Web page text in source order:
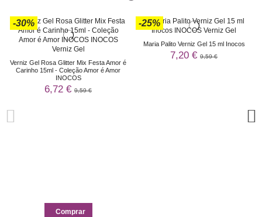
-30%
Verniz Gel Rosa Glitter Mix Festa Amor é
Carinho 15ml - Coleção Amor é Amor
INOCOS
6,72 € 9,59 €
Comprar
-25%
Maria Palito Verniz Gel 15 ml Inocos
7,20 € 9,59 €